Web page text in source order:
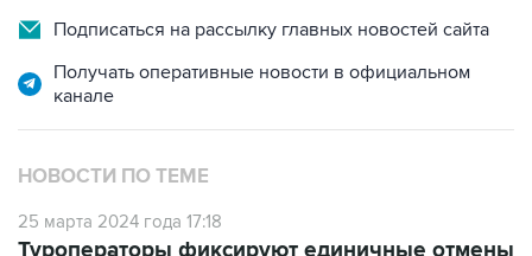
Подписаться на рассылку главных новостей сайта
Получать оперативные новости в официальном
канале
НОВОСТИ ПО ТЕМЕ
25 марта 2024 года 17:18